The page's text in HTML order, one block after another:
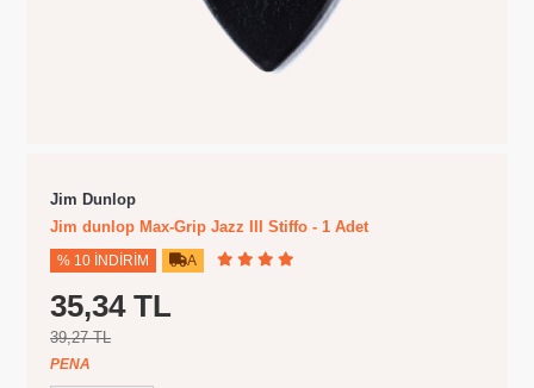
Jim Dunlop
Jim dunlop Max-Grip Jazz III Stiffo - 1 Adet
% 10 İNDIRIM A
35,34 TL
39,27 TL
PENA